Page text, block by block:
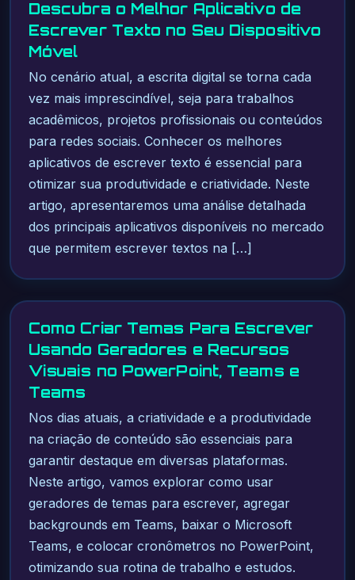
Descubra o Melhor Aplicativo de
Escrever Texto no Seu Dispositivo
Móvel
No cenário atual, a escrita digital se torna cada
vez mais imprescindível, seja para trabalhos
acadêmicos, projetos profissionais ou conteúdos
para redes sociais. Conhecer os melhores
aplicativos de escrever texto é essencial para
otimizar sua produtividade e criatividade. Neste
artigo, apresentaremos uma análise detalhada
dos principais aplicativos disponíveis no mercado
que permitem escrever textos na […]
Como Criar Temas Para Escrever
Usando Geradores e Recursos
Visuais no PowerPoint, Teams e
Teams
Nos dias atuais, a criatividade e a produtividade
na criação de conteúdo são essenciais para
garantir destaque em diversas plataformas.
Neste artigo, vamos explorar como usar
geradores de temas para escrever, agregar
backgrounds em Teams, baixar o Microsoft
Teams, e colocar cronômetros no PowerPoint,
otimizando sua rotina de trabalho e estudos.